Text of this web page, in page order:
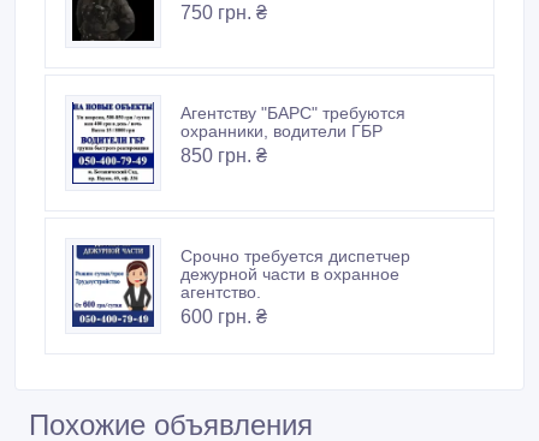
750 грн. ₴
Агентству "БАРС" требуются
охранники, водители ГБР
850 грн. ₴
Срочно требуется диспетчер
дежурной части в охранное
агентство.
600 грн. ₴
Похожие объявления